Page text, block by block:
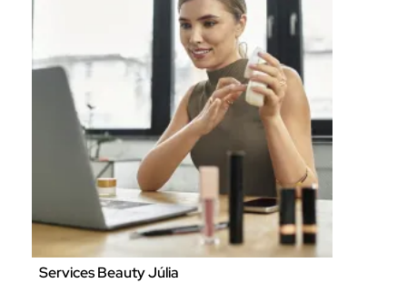
Services Beauty Júlia